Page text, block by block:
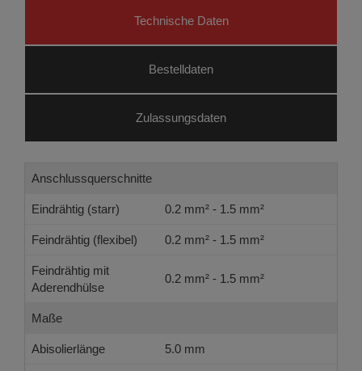
Technische Daten
Bestelldaten
Zulassungsdaten
Anschlussquerschnitte
Eindrähtig (starr) 0.2 mm² - 1.5 mm²
Feindrähtig (flexibel) 0.2 mm² - 1.5 mm²
Feindrähtig mit
Aderendhülse
0.2 mm² - 1.5 mm²
Maße
Abisolierlänge 5.0 mm